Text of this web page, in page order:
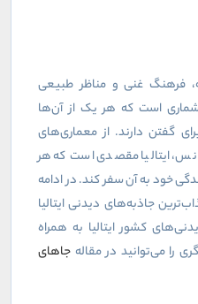
فرهنگ غنی و مناظر طبیعی
است که هر یک از آن‌ها
گفتن دارند. از معماری‌های
ایتالیا مقصدی است که هر
خود به آن سفر کند. در ادامه
جاذبه‌های دیدنی ایتالیا
کشور ایتالیا به همراه
را می‌توانید در مقاله جاهای